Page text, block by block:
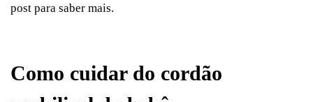
post para saber mais.
Como cuidar do cordão